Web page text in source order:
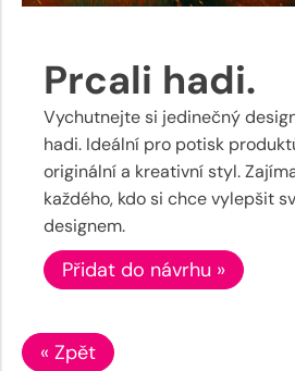
Prcali hadi.
Vychutnejte si jedinečný
hadi. Ideální pro potisk
originální a kreativní styl.
každého, kdo si chce vylepšit
designem.
Přidat do návrhu »
« Zpět